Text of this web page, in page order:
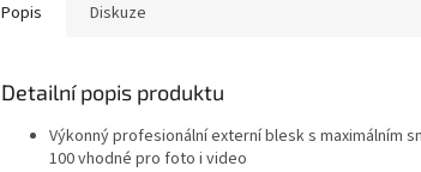
Popis Diskuze
Detailní popis produktu
Výkonný profesionální externí blesk s maximálním
100 vhodné pro foto i video